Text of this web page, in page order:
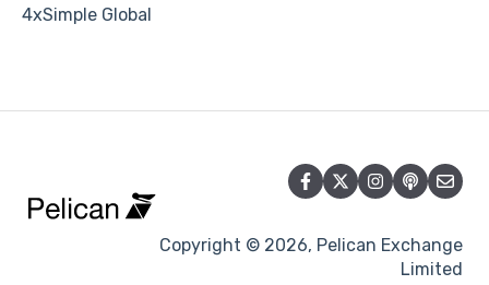
4xSimple Global
Copyright © 2026, Pelican Exchange
Limited